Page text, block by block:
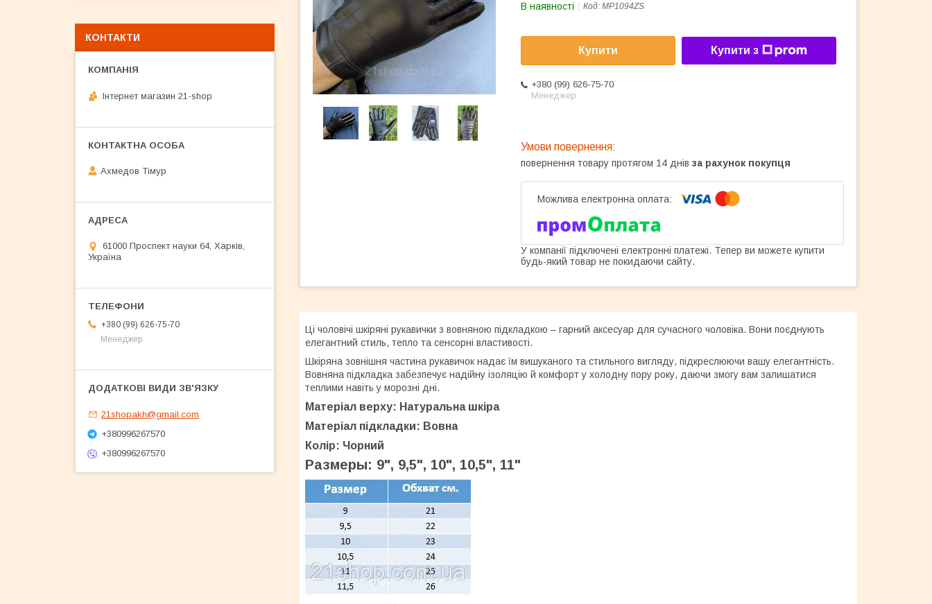
В наявності Код: MP1094ZS
Купити Купити з
+380 (99) 626-75-70
Менеджер
повернення товару протягом 14 днів за рахунок покупця
У компанії підключені електронні платежі. Тепер ви можете купити
будь-який товар не покидаючи сайту.
Ці чоловічі шкіряні рукавички з вовняною підкладкою – гарний аксесуар для сучасного чоловіка. Вони поєднують
елегантний стиль, тепло та сенсорні властивості.
Шкіряна зовнішня частина рукавичок надає їм вишуканого та стильного вигляду, підкреслюючи вашу елегантність.
Вовняна підкладка забезпечує надійну ізоляцію й комфорт у холодну пору року, даючи змогу вам залишатися
теплими навіть у морозні дні.
Матеріал верху: Натуральна шкіра
Матеріал підкладки: Вовна
Колір: Чорний
Размеры: 9", 9,5", 10", 10,5", 11"
КОНТАКТИ
Інтернет магазин 21-shop
Ахмедов Тімур
61000 Проспект науки 64, Харків,
Україна
+380 (99) 626-75-70
Менеджер
21shopakh@gmail.com
+380996267570
+380996267570